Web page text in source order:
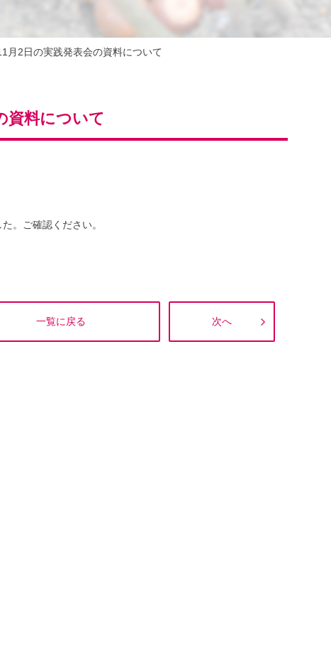
月2日の実践発表会の資料について
資料について
。ご確認ください。
一覧に戻る 次へ